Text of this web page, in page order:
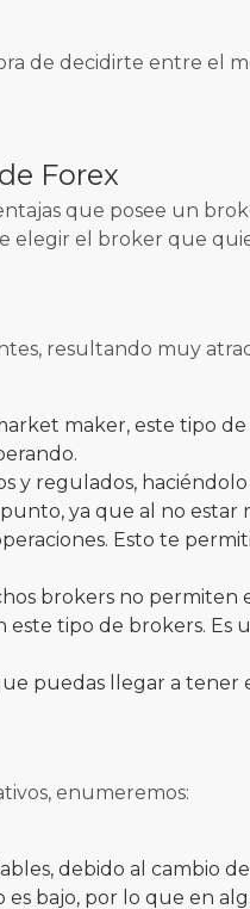
de decidirte entre el
Forex
que posee un
elegir el broker que
resultando muy
maker, este tipo
y regulados,
ya que al no estar
Esto te
brokers no permiten
tipo de brokers. Es
puedas llegar a
enumeremos:
debido al cambio
bajo, por lo que en